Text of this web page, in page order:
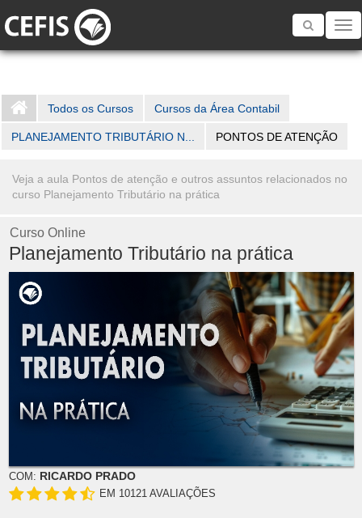
Toggle
Todos os Cursos Cursos da Área Contabil
PLANEJAMENTO TRIBUTÁRIO N... PONTOS DE ATENÇÃO
Veja a aula Pontos de atenção e outros assuntos relacionados no
curso Planejamento Tributário na prática
Curso Online
Planejamento Tributário na prática
COM: RICARDO PRADO
EM 10121 AVALIAÇÕES